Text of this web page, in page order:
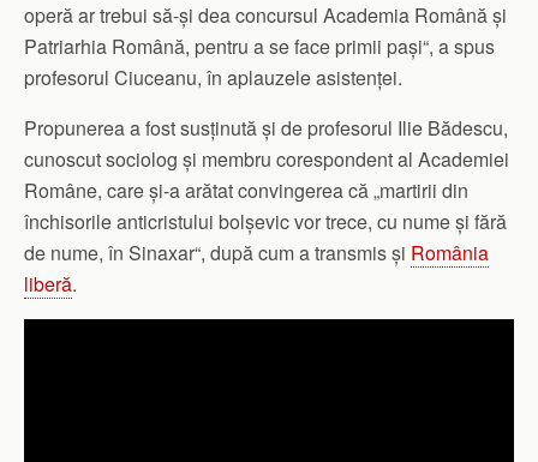
operă ar trebui să-și dea concursul Academia Română și
Patriarhia Română, pentru a se face primii pași“, a spus
profesorul Ciuceanu, în aplauzele asistenței.
Propunerea a fost susținută și de profesorul Ilie Bădescu,
cunoscut socio­log și membru corespondent al Academiei
Române, care și-a arătat convingerea că „martirii din
închisorile anticristului bolșevic vor trece, cu nume și fără
de nume, în Sinaxar“, după cum a transmis și România
liberă.